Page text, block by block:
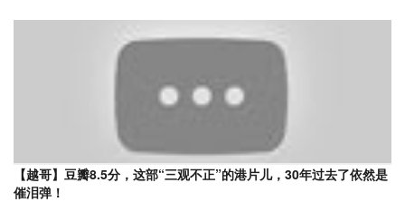
【越哥】豆瓣8.5分，这部“三观不正”的港片儿，30年过去了依然是
催泪弹！